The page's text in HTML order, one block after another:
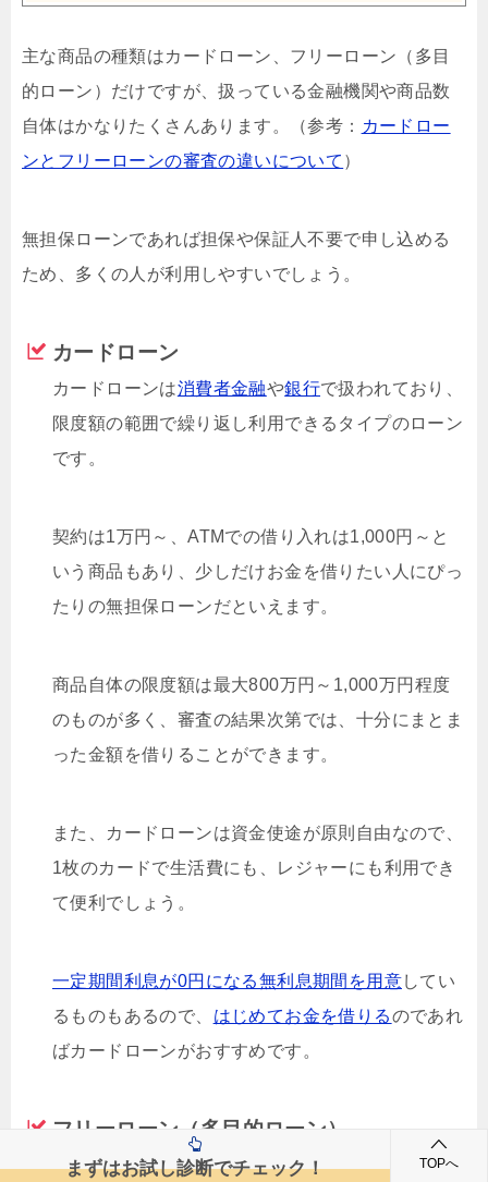
主な商品の種類はカードローン、フリーローン（多目
的ローン）だけですが、扱っている金融機関や商品数
自体はかなりたくさんあります。（参考： カードロー
ンとフリーローンの審査の違いについて ）
無担保ローンであれば担保や保証人不要で申し込める
ため、多くの人が利用しやすいでしょう。
カードローン
カードローンは消費者金融や銀行で扱われており、
限度額の範囲で繰り返し利用できるタイプのローン
です。
契約は1万円～、ATMでの借り入れは1,000円～と
いう商品もあり、少しだけお金を借りたい人にぴっ
たりの無担保ローンだといえます。
商品自体の限度額は最大800万円～1,000万円程度
のものが多く、審査の結果次第では、十分にまとま
った金額を借りることができます。
また、カードローンは資金使途が原則自由なので、
1枚のカードで生活費にも、レジャーにも利用でき
て便利でしょう。
一定期間利息が0円になる無利息期間を用意してい
るものもあるので、 はじめてお金を借りるのであれ
ばカードローンがおすすめです。
フリーローン（多目的ローン）
フリーローンは多目的ローンとも呼ばれ、資金使途
まずはお試し診断でチェック！ TOPへ